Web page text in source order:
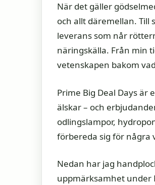
När det gäller
och allt däremellan.
leverans som når
näringskälla. Från min
vetenskapen bakom
Prime Big Deal Days
älskar – och
odlingslampor,
förbereda sig för
Nedan har jag
uppmärksamhet under